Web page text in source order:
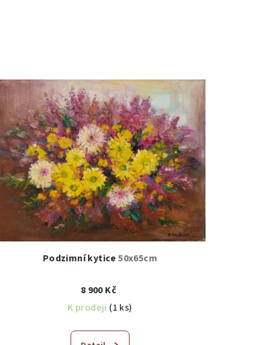
Podzimní kytice50x65cm
8 900 Kč
K prodeji (1 ks)